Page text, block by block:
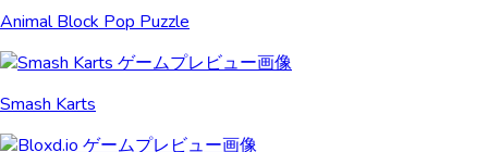
Animal Block Pop Puzzle
Smash Karts